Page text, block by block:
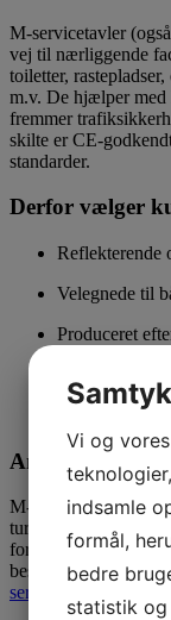
M‑servicetavler
vej til nærliggende
toiletter,
m.v. De hjælper med
fremmer
skilte er
standarder.
Derfor vælger
Reflekterende
Velegnede til
Produceret
Mulighed for
Anvendelse af
M-tavler er især
turistområder,
formidle vigtig
besøgende.Her kan
servicetavler.
Vi og
indsamle
formål,
bedre
statistik og